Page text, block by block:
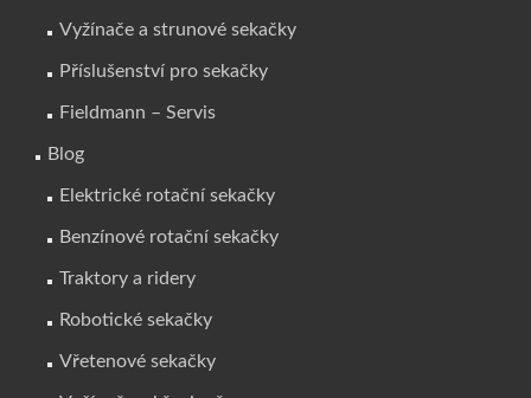
Vyžínače a strunové sekačky
Příslušenství pro sekačky
Fieldmann – Servis
Blog
Elektrické rotační sekačky
Benzínové rotační sekačky
Traktory a ridery
Robotické sekačky
Vřetenové sekačky